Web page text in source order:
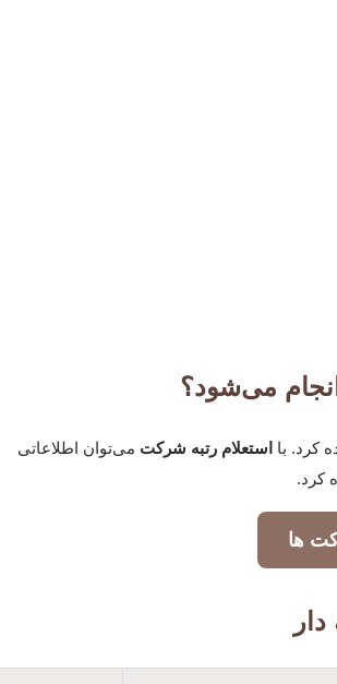
می‌شود؟
کرد. با استعلام رتبه شرکت می‌توان اطلاعاتی
کرد.
ها